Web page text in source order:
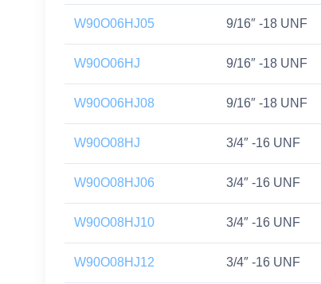
W90O06HJ05 9/16″ -18 UNF
W90O06HJ 9/16″ -18 UNF
W90O06HJ08 9/16″ -18 UNF
W90O08HJ 3/4″ -16 UNF
W90O08HJ06 3/4″ -16 UNF
W90O08HJ10 3/4″ -16 UNF
W90O08HJ12 3/4″ -16 UNF